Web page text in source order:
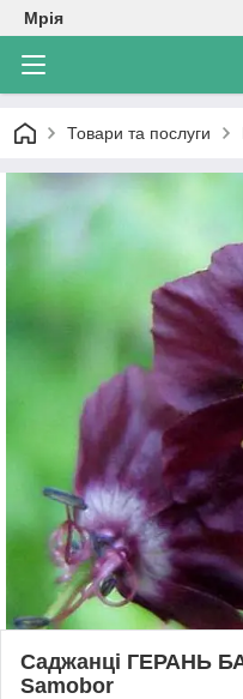
Мрія
Товари та послуги
Саджанці ГЕРАНЬ
Samobor